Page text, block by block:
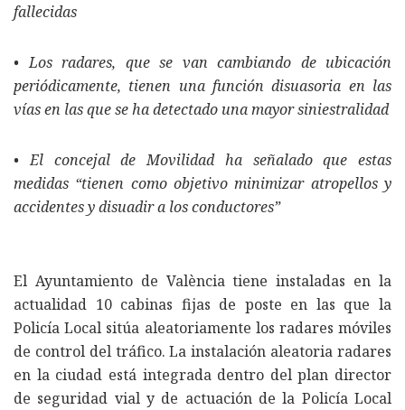
fallecidas
• Los radares, que se van cambiando de ubicación
periódicamente, tienen una función disuasoria en las
vías en las que se ha detectado una mayor siniestralidad
• El concejal de Movilidad ha señalado que estas
medidas “tienen como objetivo minimizar atropellos y
accidentes y disuadir a los conductores”
El Ayuntamiento de València tiene instaladas en la
actualidad 10 cabinas fijas de poste en las que la
Policía Local sitúa aleatoriamente los radares móviles
de control del tráfico. La instalación aleatoria radares
en la ciudad está integrada dentro del plan director
de seguridad vial y de actuación de la Policía Local